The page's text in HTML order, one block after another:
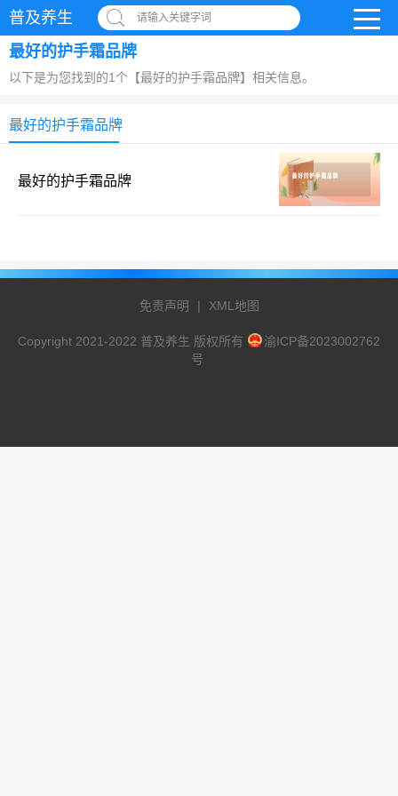
普及养生 请输入关键字词
最好的护手霜品牌
以下是为您找到的1个【最好的护手霜品牌】相关信息。
最好的护手霜品牌
最好的护手霜品牌
免责声明 | XML地图
Copyright 2021-2022 普及养生 版权所有
渝ICP备2023002762
号